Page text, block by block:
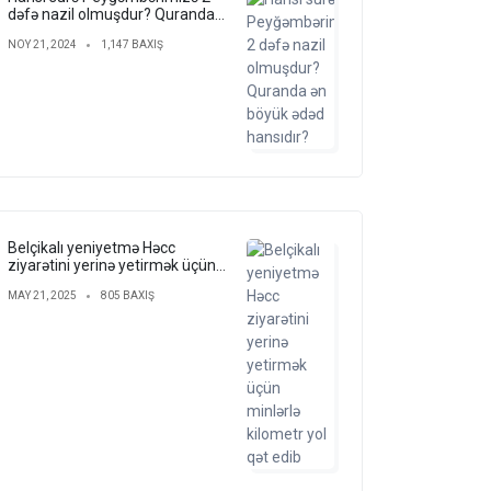
dəfə nazil olmuşdur? Quranda
NOY 21, 2024 1,147 BAXIŞ
Belçikalı yeniyetmə Həcc
ziyarətini yerinə yetirmək üçün
MAY 21, 2025 805 BAXIŞ